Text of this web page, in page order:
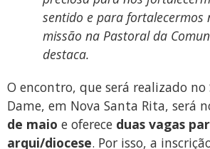
sentido e para fortalecermos
missão na Pastoral da
destaca.
O encontro, que será realizado
Dame, em Nova Santa Rita, será
de maio e oferece duas vagas
arqui/diocese. Por isso, a